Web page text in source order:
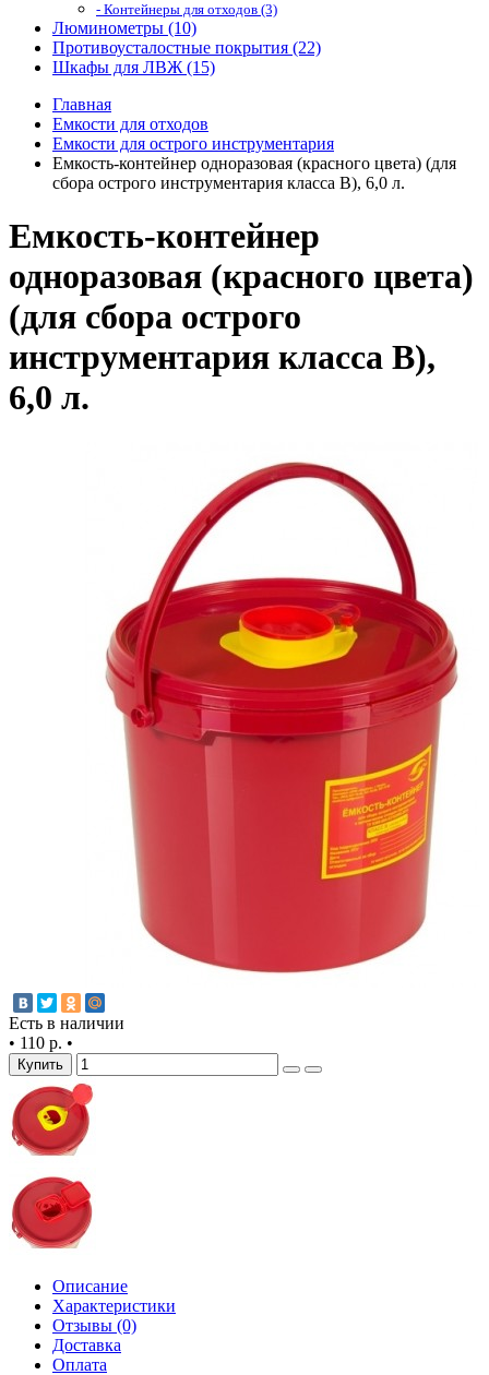
- Контейнеры для отходов (3)
Люминометры (10)
Противоусталостные покрытия (22)
Шкафы для ЛВЖ (15)
Главная
Емкости для отходов
Емкости для острого инструментария
Емкость-контейнер одноразовая (красного цвета) (для
сбора острого инструментария класса В), 6,0 л.
Емкость-контейнер
одноразовая (красного цвета)
(для сбора острого
инструментария класса В),
6,0 л.
Есть в наличии
• 110 р. •
Купить
Описание
Характеристики
Отзывы (0)
Доставка
Оплата